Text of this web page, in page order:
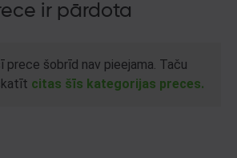
ir pārdota
prece šobrīd nav pieejama. Taču
citas šīs kategorijas preces.